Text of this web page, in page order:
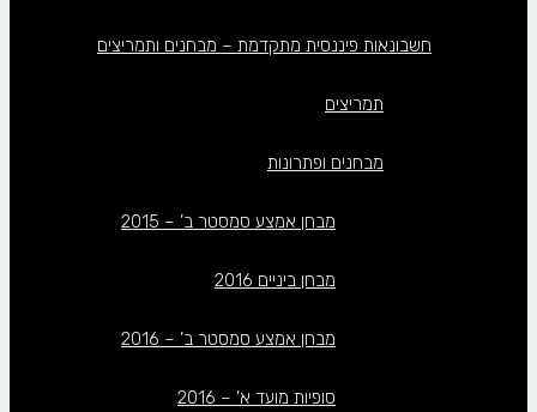
חשבונאות פיננסית מתקדמת – מבחנים ותמריצים
תמריצים
מבחנים ופתרונות
מבחן אמצע סמסטר ב’ – 2015
מבחן ביניים 2016
מבחן אמצע סמסטר ב’ – 2016
סופיות מועד א’ – 2016